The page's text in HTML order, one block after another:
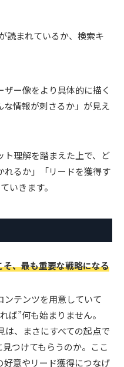
読まれているか、検索キ
ー像をより具体的に描く
な情報が刺さるか」が見え
ト理解を踏まえた上で、ど
れるか」「リードを獲得す
いきます。
、最も重要な戦略になる
ンテンツを用意していて
ば”何も始まりません。
、まさにすべての起点で
つけてもらうのか。ここ
好意やリード獲得につなげ